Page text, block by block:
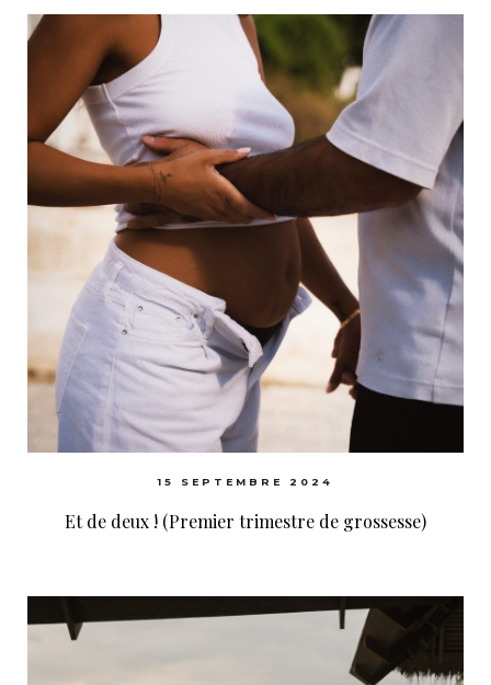
15 SEPTEMBRE 2024
Et de deux ! (Premier trimestre de grossesse)